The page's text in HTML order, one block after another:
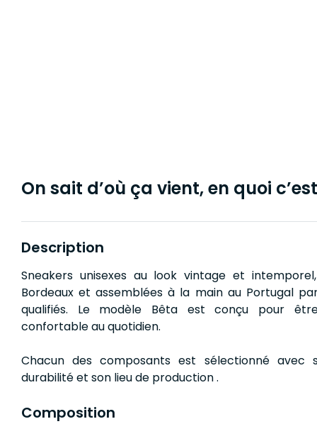
On sait d’où ça vient, en quoi
Description
Sneakers unisexes au look vintage et
Bordeaux et assemblées à la main au Portugal
qualifiés. Le modèle Bêta est conçu pour
confortable au quotidien.
Chacun des composants est sélectionné avec
durabilité et son lieu de production .
Composition